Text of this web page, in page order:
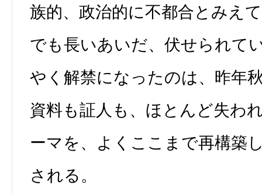
族的、政治的に不都合とみえ
でも長いあいだ、伏せられて
やく解禁になったのは、昨年
資料も証人も、ほとんど失わ
ーマを、よくここまで再構築
される。